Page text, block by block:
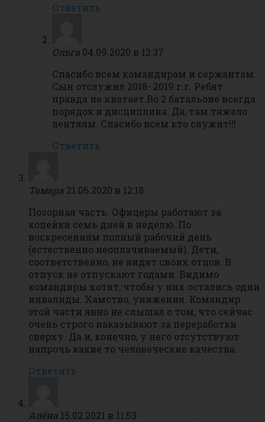
Ответить
Ольга 04.09.2020 в 12:37
Спасибо всем командирам и сержантам.
Сын отслужил 2018- 2019 г.г. Ребят
правда не хватает.Во 2 батальоне всегда
порядок и дисциплина. Да, там тяжело
лентяям. Спасибо всем кто служит!!!
Ответить
Тамара 21.06.2020 в 12:18
Позорная часть. Офицеры работают за
копейки семь дней в неделю. По
воскресениям полный рабочий день
(естественно неоплачиваемый). Дети,
соответственно, не видят своих отцов. В
отпуск не отпускают годами. Видимо
командиры хотят, чтобы у них остались одни
инвалиды. Хамство, унижения. Командир
этой части явно не слышал о том, что сейчас
очень строго наказывают за переработки
сверху. Да и, конечно, у него отсутствуют
напрочь какие то человеческие качества.
Ответить
Алёна 15.02.2021 в 11:53